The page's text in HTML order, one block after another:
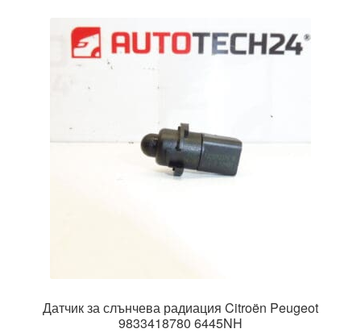
Датчик за слънчева радиация Citroën Peugeot
9833418780 6445NH